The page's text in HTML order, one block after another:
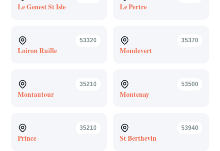
Le Genest St Isle Le Pertre
53320
Loiron Ruille
35370
Mondevert
35210
Montautour
53500
Montenay
35210
Prince
53940
St Berthevin